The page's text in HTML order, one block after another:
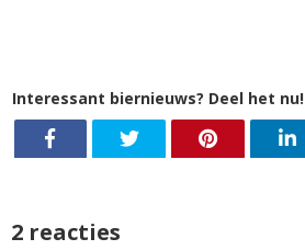
Interessant biernieuws? Deel het nu!
2 reacties